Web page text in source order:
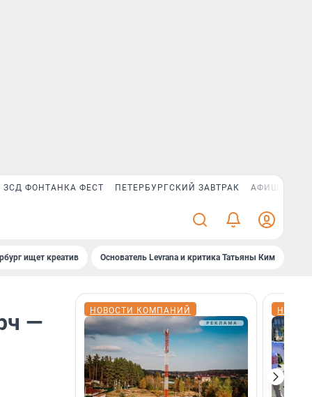
ЗСД ФОНТАНКА ФЕСТ ПЕТЕРБУРГСКИЙ ЗАВТРАК АФИША PLUS
ищет креатив Основатель Levrana и критика Татьяны Ким
—
НОВОСТИ КОМПАНИЙ